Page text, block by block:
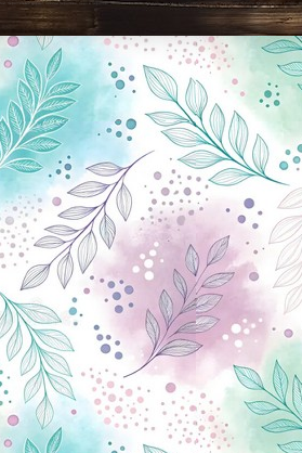
Чернігівський формат, новини Чернігова, події в Чернігові: політика, економіка, аналітика, культура, відеоновини, екологія, спортивний Чернігів, туризм, Чернігів